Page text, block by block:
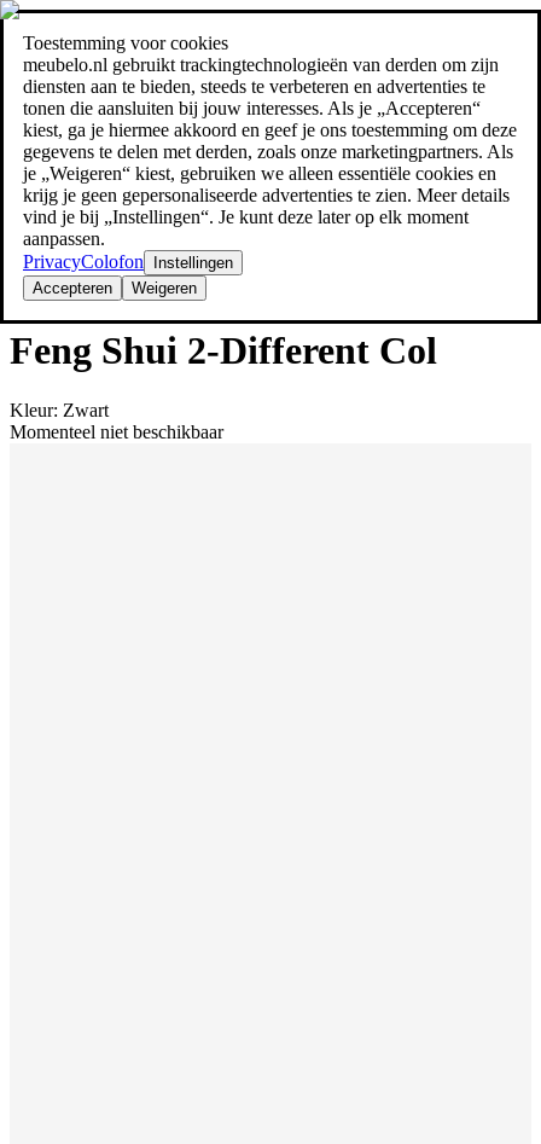
Toestemming voor cookies
meubelo.nl gebruikt trackingtechnologieën van derden om zijn
diensten aan te bieden, steeds te verbeteren en advertenties te
tonen die aansluiten bij jouw interesses. Als je „Accepteren“
kiest, ga je hiermee akkoord en geef je ons toestemming om deze
gegevens te delen met derden, zoals onze marketingpartners. Als
je „Weigeren“ kiest, gebruiken we alleen essentiële cookies en
krijg je geen gepersonaliseerde advertenties te zien. Meer details
vind je bij „Instellingen“. Je kunt deze later op elk moment
aanpassen.
PrivacyColofon
Instellingen
Accepteren
Weigeren
Zoeken
meubel jezelf de beste prijs!meubel jezelf de beste prijs!
Overige
Feng Shui 2-Different Col
Kleur: Zwart
Momenteel niet beschikbaar